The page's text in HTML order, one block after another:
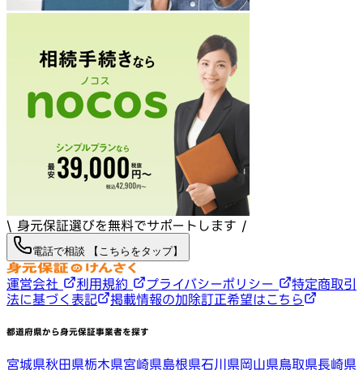
\ 身元保証選びを無料でサポートします /
電話で相談 【こちらをタップ】
運営会社 利用規約 プライバシーポリシー
特定商取引
法に基づく表記
掲載情報の加除訂正希望はこちら
都道府県から身元保証事業者を探す
宮城県秋田県栃木県宮崎県島根県石川県岡山県鳥取県長崎県